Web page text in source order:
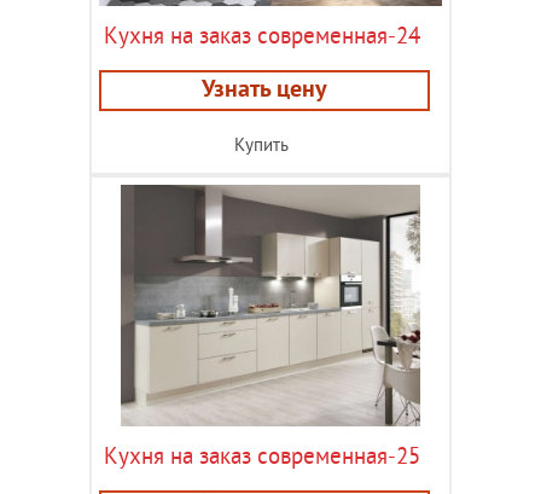
Кухня на заказ современная-24
Узнать цену
Купить
Кухня на заказ современная-25